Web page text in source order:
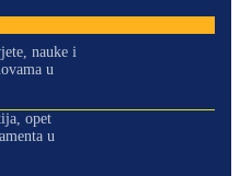
nauke i
u
opet
u